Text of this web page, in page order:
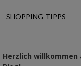
SHOPPING-TIPPS
Herzlich willkommen